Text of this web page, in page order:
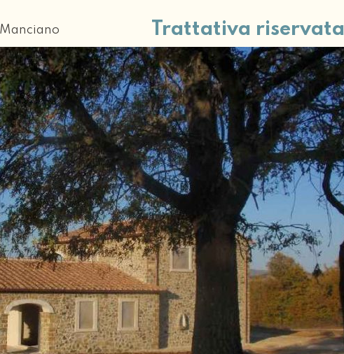
Manciano Trattativa riservata